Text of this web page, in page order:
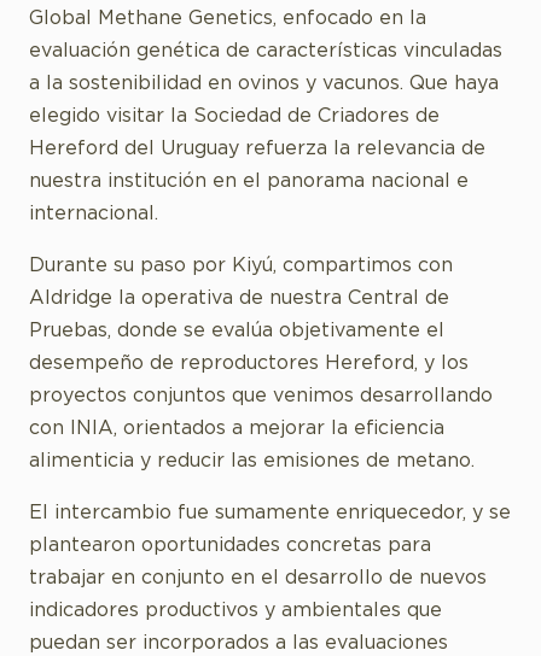
Global Methane Genetics, enfocado en la
evaluación genética de características vinculadas
a la sostenibilidad en ovinos y vacunos. Que haya
elegido visitar la Sociedad de Criadores de
Hereford del Uruguay refuerza la relevancia de
nuestra institución en el panorama nacional e
internacional.
Durante su paso por Kiyú, compartimos con
Aldridge la operativa de nuestra Central de
Pruebas, donde se evalúa objetivamente el
desempeño de reproductores Hereford, y los
proyectos conjuntos que venimos desarrollando
con INIA, orientados a mejorar la eficiencia
alimenticia y reducir las emisiones de metano.
El intercambio fue sumamente enriquecedor, y se
plantearon oportunidades concretas para
trabajar en conjunto en el desarrollo de nuevos
indicadores productivos y ambientales que
puedan ser incorporados a las evaluaciones